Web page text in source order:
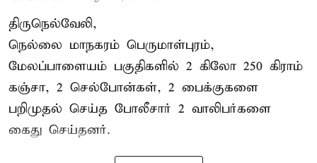
திருநெல்வேலி,
நெல்லை மாநகரம் பெருமாள்புரம்,
மேலப்பாளையம் பகுதிகளில் 2 கிலோ 250 கிராம்
கஞ்சா, 2 செல்போன்கள், 2 பைக்குகளை
பறிமுதல் செய்த போலீசார் 2 வாலிபர்களை
கைது செய்தனர்.